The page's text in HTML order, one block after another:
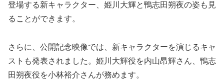
登場する新キャラクター、姫川大輝と鴨志田朔夜の姿も見
ることができます。
さらに、公開記念映像では、新キャラクターを演じるキャ
ストも発表されました。姫川大輝役を内山昂輝さん、鴨志
田朔夜役を小林裕介さんが務めます。